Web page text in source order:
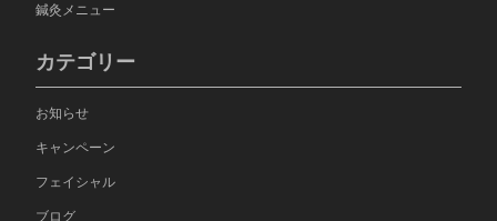
鍼灸メニュー
カテゴリー
お知らせ
キャンペーン
フェイシャル
ブログ